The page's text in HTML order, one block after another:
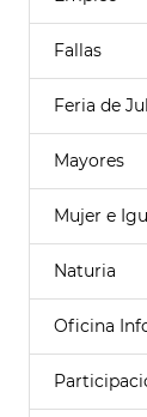
Fallas
Feria de
Mayores
Mujer e
Naturia
Oficina